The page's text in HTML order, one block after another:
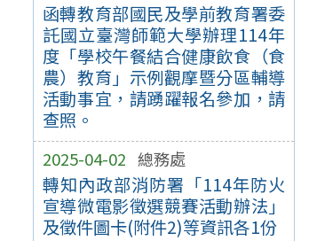
函轉教育部國民及學前教育署委
託國立臺灣師範大學辦理114年
度「學校午餐結合健康飲食（食
農）教育」示例觀摩暨分區輔導
活動事宜，請踴躍報名參加，請
查照。
2025-04-02 總務處
轉知內政部消防署「114年防火
宣導微電影徵選競賽活動辦法」
及徵件圖卡(附件2)等資訊各1份